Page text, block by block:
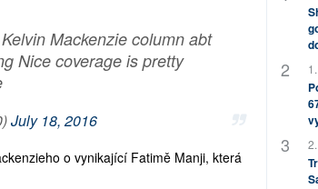
Mackenzie column abt
Nice coverage is pretty
July 18, 2016
o vynikající Fatimě Manji, která